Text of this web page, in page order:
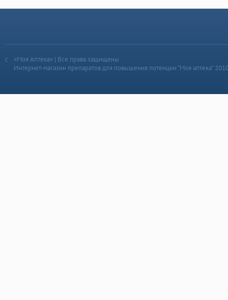
«Моя Аптека» | Все права защищены
Интернет-магазин препаратов для повышения потенции “Моя аптека”